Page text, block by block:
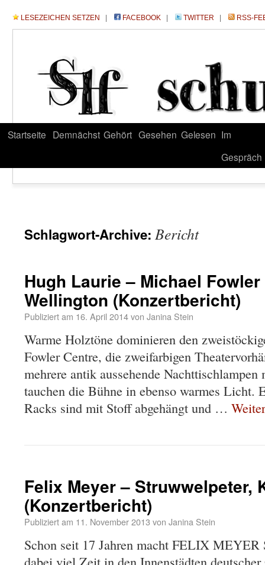
LESEZEICHEN SETZEN FACEBOOK TWITTER RSS-
Startseite Demnächst Gehört Gesehen Gelesen Im
Gespräch
Schlagwort-Archive: Bericht
Hugh Laurie – Michael
Wellington (Konzertbericht)
Publiziert am 16. April 2014von Janina Stein
Warme Holztöne dominieren den
Fowler Centre, die zweifarbigen
mehrere antik aussehende Nachttischlampen
tauchen die Bühne in ebenso warmes Licht.
Racks sind mit Stoff abgehängt und …
Felix Meyer – Struwwelpeter,
(Konzertbericht)
Publiziert am 11. November 2013 von Janina Stein
Schon seit 17 Jahren macht FELIX MEYER
dabei viel Zeit in den Innenstädten